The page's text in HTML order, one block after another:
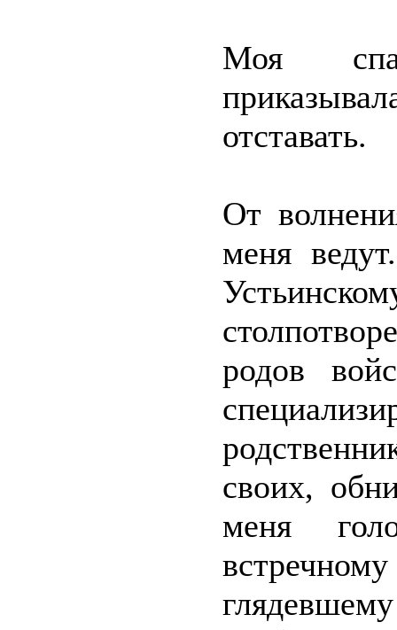
Моя
отставать.
От
меня
родов
своих,
меня